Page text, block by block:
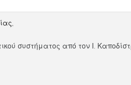
συστήματος από τον Ι.